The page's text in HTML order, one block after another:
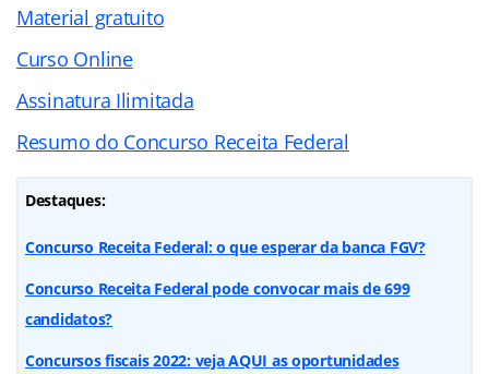
Material gratuito
Curso Online
Assinatura Ilimitada
Resumo do Concurso Receita Federal
Destaques:
Concurso Receita Federal: o que esperar da banca FGV?
Concurso Receita Federal pode convocar mais de 699
candidatos?
Concursos fiscais 2022: veja AQUI as oportunidades